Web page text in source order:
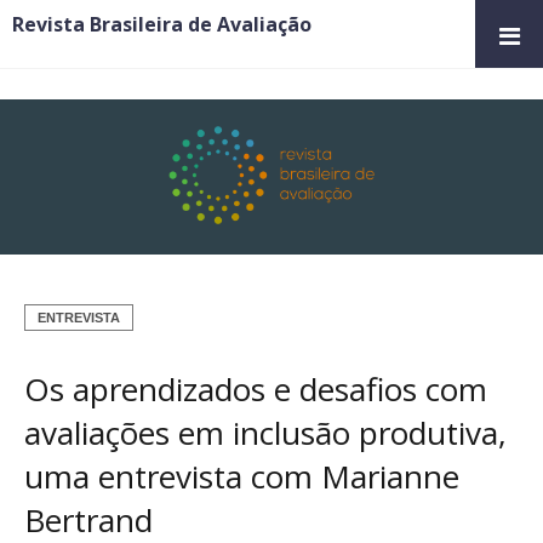
ENTREVISTA
Os aprendizados e desafios com
avaliações em inclusão produtiva,
uma entrevista com Marianne
Bertrand
Revista Brasileira de Avaliação